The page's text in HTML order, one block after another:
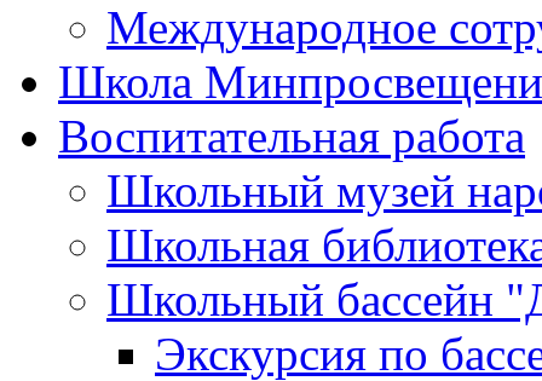
Международное
Школа
Воспитательная работа
Школьный музей
Школьная
Школьный бассейн
Экскурсия по